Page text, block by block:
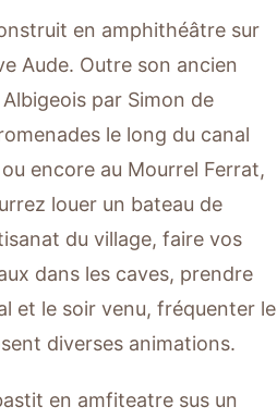
en amphithéâtre sur
Aude. Outre son ancien
par Simon de
le long du canal
encore au Mourrel Ferrat,
louer un bateau de
du village, faire vos
dans les caves, prendre
et le soir venu, fréquenter le
diverses animations.
en amfiteatre sus un